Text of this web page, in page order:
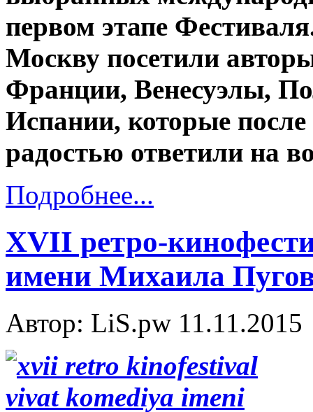
первом этапе
Москву посетили
Франции, Венесуэлы,
Испании, которые после
радостью ответили на
Подробнее...
XVII ретро-
имени Михаила
Автор: LiS.pw 11.11.2015